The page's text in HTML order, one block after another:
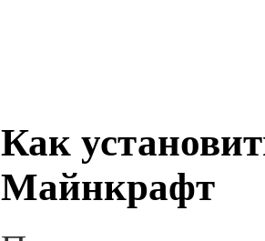
Как
Майнкрафт